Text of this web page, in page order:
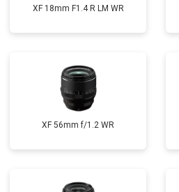
XF 18mm F1.4 R LM WR
XF 56mm f/1.2 WR